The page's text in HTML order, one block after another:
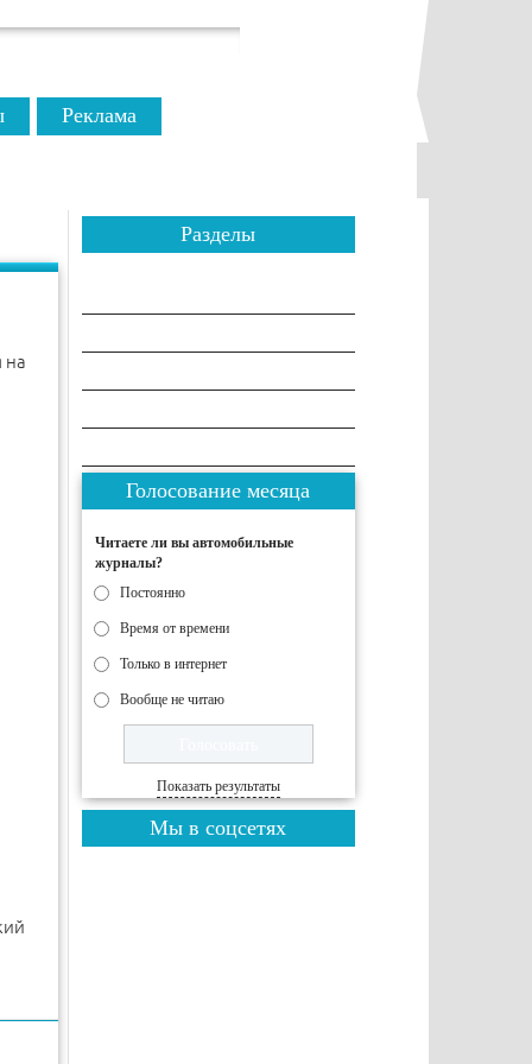
Реклама
Разделы
Голосование месяца
Читаете ли вы автомобильные
журналы?
Постоянно
Время от времени
Только в интернет
Вообще не читаю
Показать результаты
Мы в соцсетях
на